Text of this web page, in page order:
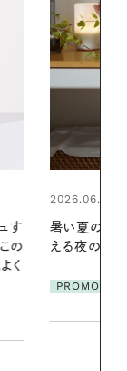
整
2026.06.01
お出かけ前
の一日。汗ば